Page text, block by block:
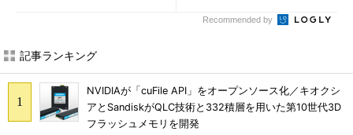
Recommended by
記事ランキング
NVIDIAが「cuFile API」をオープンソース化／キオクシ
アとSandiskがQLC技術と332積層を用いた第10世代3D
フラッシュメモリを開発